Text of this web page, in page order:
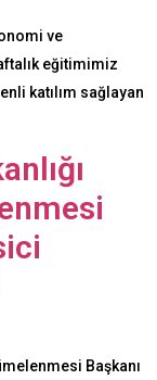
ve
eğitimimiz
katılım sağlayan
Başkanı